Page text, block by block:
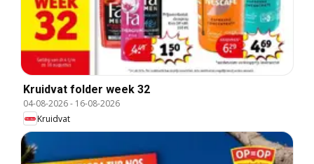
Kruidvat folder week 32
04-08-2026- 16-08-2026
Kruidvat